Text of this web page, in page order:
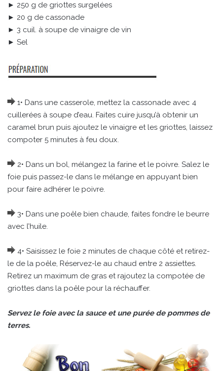
► 250 g de griottes surgelées
► 20 g de cassonade
► 3 cuil. à soupe de vinaigre de vin
► Sel
1• Dans une casserole, mettez la cassonade avec 4
cuillerées à soupe d’eau. Faites cuire jusqu’à obtenir un
caramel brun puis ajoutez le vinaigre et les griottes, laissez
compoter 5 minutes à feu doux.
2• Dans un bol, mélangez la farine et le poivre. Salez le
foie puis passez-le dans le mélange en appuyant bien
pour faire adhérer le poivre.
3• Dans une poêle bien chaude, faites fondre le beurre
avec l’huile.
4• Saisissez le foie 2 minutes de chaque côté et retirez-
le de la poêle, Réservez-le au chaud entre 2 assiettes.
Retirez un maximum de gras et rajoutez la compotée de
griottes dans la poêle pour la réchauffer.
Servez le foie avec la sauce et une purée de pommes de
terres.